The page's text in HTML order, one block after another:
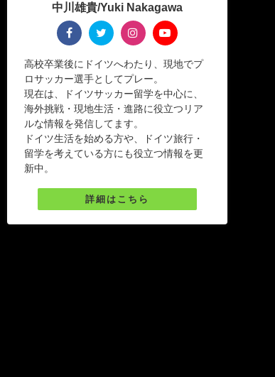
中川雄貴/Yuki Nakagawa
高校卒業後にドイツへわたり、現地でプ
ロサッカー選手としてプレー。
現在は、ドイツサッカー留学を中心に、
海外挑戦・現地生活・進路に役立つリア
ルな情報を発信してます。
ドイツ生活を始める方や、ドイツ旅行・
留学を考えている方にも役立つ情報を更
新中。
詳細はこちら